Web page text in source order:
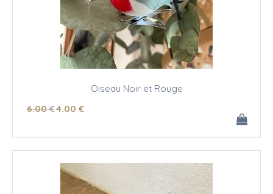
Oiseau Noir et Rouge
6.00 €4.00 €